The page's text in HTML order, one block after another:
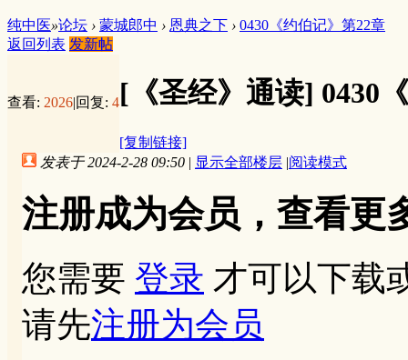
纯中医»论坛 › 蒙城郎中 › 恩典之下 › 0430《约伯记》第22章
返回列表 发新帖
查看: 2026|回复: 4[《圣经》通读] 0430
[复制链接]
发表于 2024-2-28 09:50 | 显示全部楼层 |阅读模式
注册成为会员，查看更
您需要 登录 才可以下载
请先注册为会员